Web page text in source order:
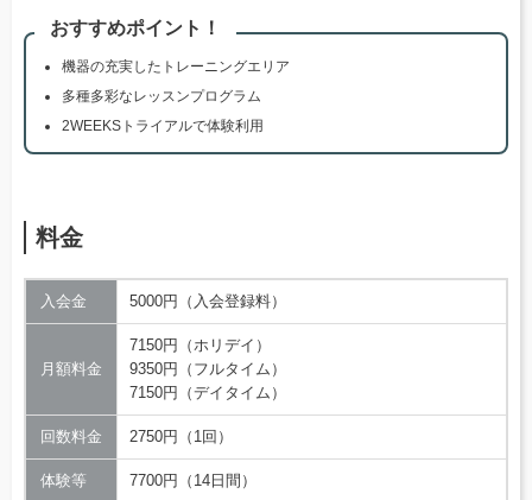
おすすめポイント！
機器の充実したトレーニングエリア
多種多彩なレッスンプログラム
2WEEKSトライアルで体験利用
料金
入会金 5000円（入会登録料）
月額料金
7150円（ホリデイ）
9350円（フルタイム）
7150円（デイタイム）
回数料金 2750円（1回）
体験等 7700円（14日間）